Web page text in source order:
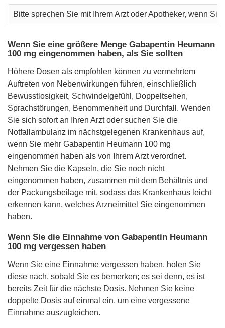
Bitte sprechen Sie mit Ihrem Arzt oder Apotheker, wenn
Wenn Sie eine größere Menge Gabapentin Heumann
100 mg eingenommen haben, als Sie sollten
Höhere Dosen als empfohlen können zu vermehrtem
Auftreten von Nebenwirkungen führen, einschließlich
Bewusstlosigkeit, Schwindelgefühl, Doppeltsehen,
Sprachstörungen, Benommenheit und Durchfall. Wenden
Sie sich sofort an Ihren Arzt oder suchen Sie die
Notfallambulanz im nächstgelegenen Krankenhaus auf,
wenn Sie mehr Gabapentin Heumann 100 mg
eingenommen haben als von Ihrem Arzt verordnet.
Nehmen Sie die Kapseln, die Sie noch nicht
eingenommen haben, zusammen mit dem Behältnis und
der Packungsbeilage mit, sodass das Krankenhaus leicht
erkennen kann, welches Arzneimittel Sie eingenommen
haben.
Wenn Sie die Einnahme von Gabapentin Heumann
100 mg vergessen haben
Wenn Sie eine Einnahme vergessen haben, holen Sie
diese nach, sobald Sie es bemerken; es sei denn, es ist
bereits Zeit für die nächste Dosis. Nehmen Sie keine
doppelte Dosis auf einmal ein, um eine vergessene
Einnahme auszugleichen.